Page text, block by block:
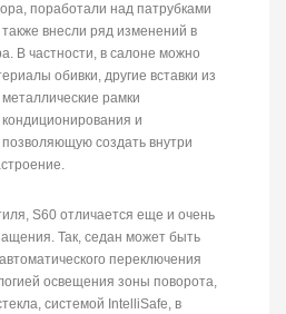
поработали над патрубками
внесли ряд изменений в
В частности, в салоне можно
обивки, другие вставки из
рамки
и
создать внутри
S60 отличается еще и очень
Так, седан может быть
переключения
освещения зоны поворота,
системой IntelliSafe, в